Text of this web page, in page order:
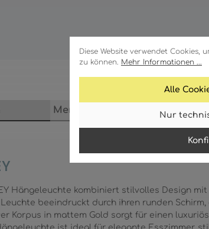
Diese Website verwendet Cookies,
zu können. Mehr Informationen ...
Alle
Nur
Merkmale
Hängeleuchte kombiniert stilvolles Design
Leuchte beeindruckt durch ihren runden
Korpus in mattem Gold sorgt für einen